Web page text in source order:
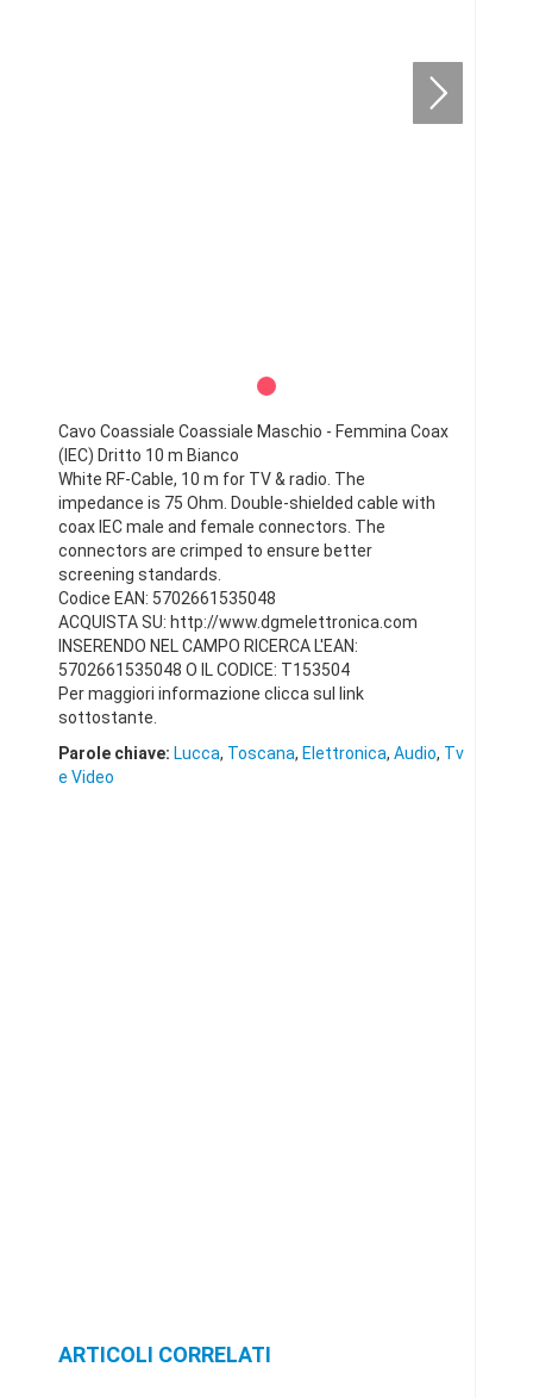
Cavo Coassiale Coassiale Maschio - Femmina Coax
(IEC) Dritto 10 m Bianco
White RF-Cable, 10 m for TV & radio. The
impedance is 75 Ohm. Double-shielded cable with
coax IEC male and female connectors. The
connectors are crimped to ensure better
screening standards.
Codice EAN: 5702661535048
ACQUISTA SU: http://www.dgmelettronica.com
INSERENDO NEL CAMPO RICERCA L'EAN:
5702661535048 O IL CODICE: T153504
Per maggiori informazione clicca sul link
sottostante.
Parole chiave: Lucca, Toscana, Elettronica, Audio, Tv
e Video
ARTICOLI CORRELATI